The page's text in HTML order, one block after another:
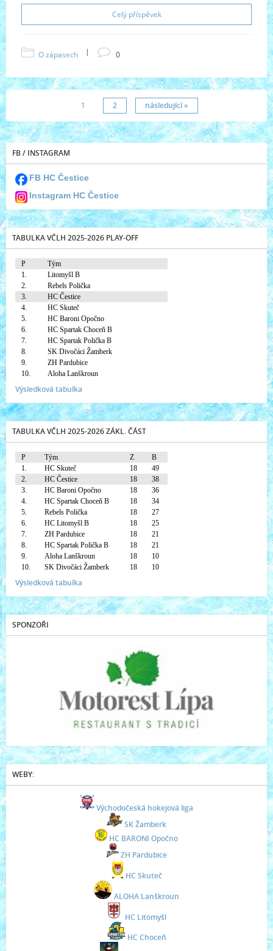
Celý příspěvek
O zápasech | 0
1 2 následující »
FB / INSTAGRAM
FB HC Čestice
Instagram HC Čestice
TABULKA VČLH 2025-2026 PLAY-OFF
P
Tým
1.
Litomyšl B
2.
Rebels Polička
3.
HC Čestice
4.
HC Skuteč
5.
HC Baroni Opočno
6.
HC Spartak Choceň B
7.
HC Spartak Polička B
8.
SK Divočáci Žamberk
9.
ZH Pardubice
10.
Aloha Lanškroun
Výsledková tabulka
TABULKA VČLH 2025-2026 ZÁKL. ČÁST
P Tým Z
B
1.
HC Skuteč 18
49
2.
HC Čestice 18
38
3.
HC Baroni Opočno 18
36
4.
HC Spartak Choceň B 18
34
5.
Rebels Polička 18
27
6.
HC Litomyšl B 18
25
7.
ZH Pardubice 18
21
8.
HC Spartak Polička B 18
21
9.
Aloha Lanškroun 18
10
10.
SK Divočáci Žamberk 18 10
Výsledková tabulka
SPONZOŘI
WEBY:
Východočeská hokejová liga
SK Žamberk
HC BARONI Opočno
ZH Pardubice
HC Skuteč
ALOHA Lanškroun
HC Litomyšl
HC Choceň